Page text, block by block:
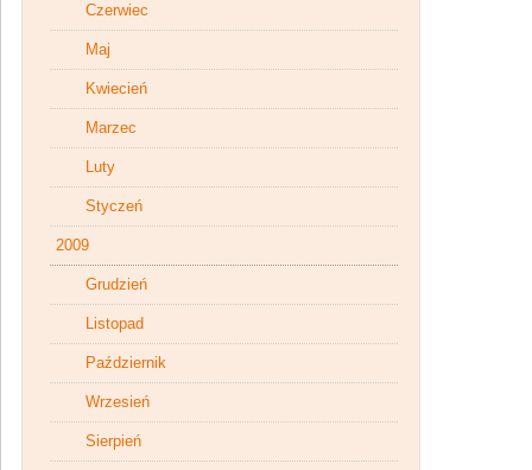
Czerwiec
Maj
Kwiecień
Marzec
Luty
Styczeń
2009
Grudzień
Listopad
Październik
Wrzesień
Sierpień